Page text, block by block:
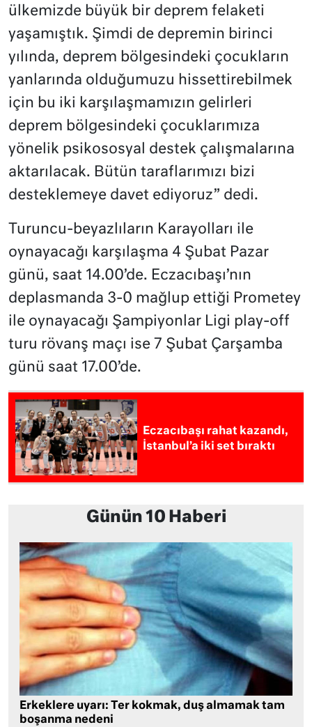
ülkemizde büyük bir deprem felaketi
yaşamıştık. Şimdi de depremin birinci
yılında, deprem bölgesindeki çocukların
yanlarında olduğumuzu hissettirebilmek
için bu iki karşılaşmamızın gelirleri
deprem bölgesindeki çocuklarımıza
yönelik psikososyal destek çalışmalarına
aktarılacak. Bütün taraflarımızı bizi
desteklemeye davet ediyoruz” dedi.
Turuncu-beyazlıların Karayolları ile
oynayacağı karşılaşma 4 Şubat Pazar
günü, saat 14.00’de. Eczacıbaşı’nın
deplasmanda 3-0 mağlup ettiği Prometey
ile oynayacağı Şampiyonlar Ligi play-off
turu rövanş maçı ise 7 Şubat Çarşamba
günü saat 17.00’de.
Eczacıbaşı rahat kazandı,
İstanbul’a iki set bıraktı
Günün 10 Haberi
Erkeklere uyarı: Ter kokmak, duş almamak tam
boşanma nedeni